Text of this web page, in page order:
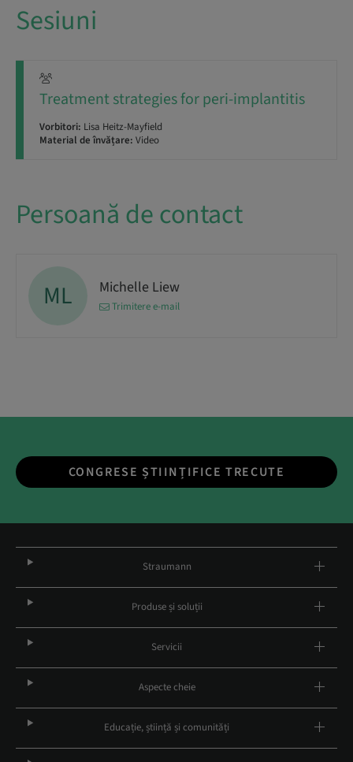
Sesiuni
Treatment strategies for peri-implantitis
Vorbitori: Lisa Heitz-Mayfield
Material de învățare: Video
Persoană de contact
ML Michelle Liew
Trimitere e-mail
CONGRESE ȘTIINȚIFICE TRECUTE
Straumann
Produse și soluții
Servicii
Aspecte cheie
Educație, știință și comunități